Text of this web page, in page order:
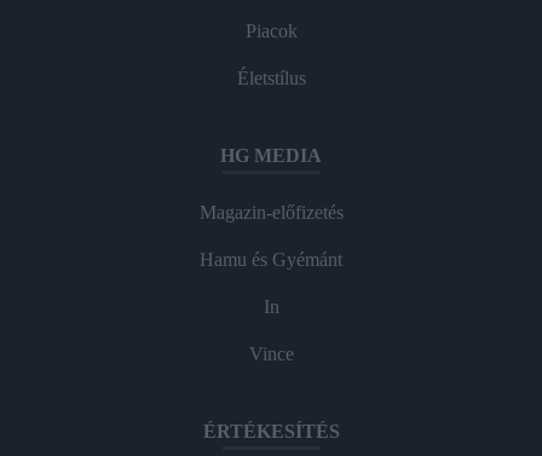
Piacok
Életstílus
HG MEDIA
Magazin-előfizetés
Hamu és Gyémánt
In
Vince
ÉRTÉKESÍTÉS